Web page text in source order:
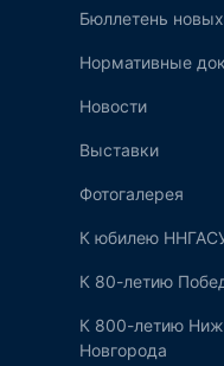
Бюллетень
Нормативные
Новости
Выставки
Фотогалерея
К юбилею
К 80-летию
К 800-летию
Новгорода